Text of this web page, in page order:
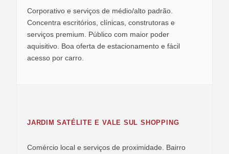
Corporativo e serviços de médio/alto padrão.
Concentra escritórios, clínicas, construtoras e
serviços premium. Público com maior poder
aquisitivo. Boa oferta de estacionamento e fácil
acesso por carro.
JARDIM SATÉLITE E VALE SUL SHOPPING
Comércio local e serviços de proximidade. Bairro